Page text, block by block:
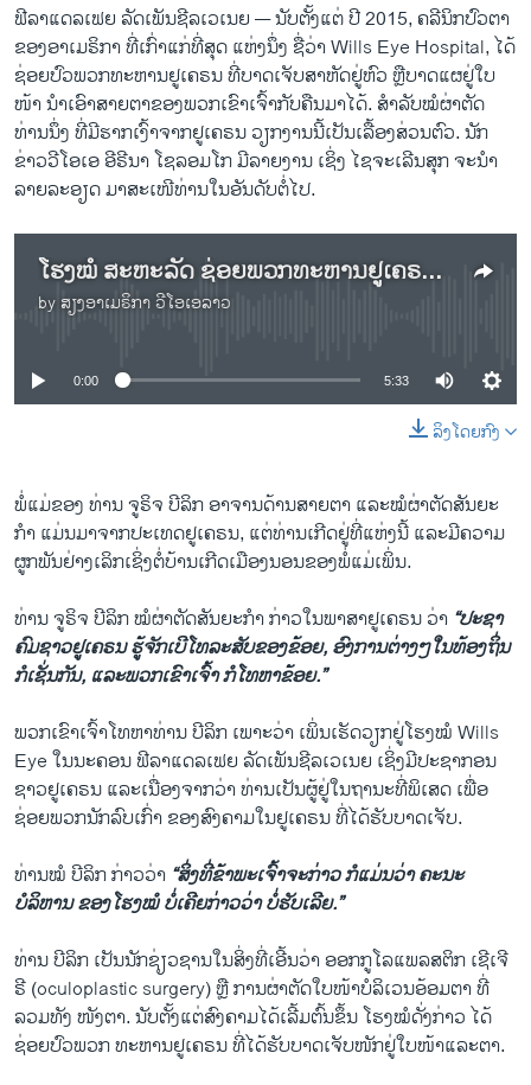
ລາຍງານ
ຕິດຕາມພວກເຮົາ ທີ່
ພາສາຕ່າງໆ
ຟີລາແດລເຟຍ ລັດເພັນຊີລເວເນຍ —ນັບຕັ້ງແຕ່ ປີ 2015, ຄລີນິກປົວຕາ
ຂອງອາເມຣິກາ ທີ່ເກົ່າແກ່ທີ່ສຸດ ແຫ່ງນຶ່ງ ຊື່ວ່າ Wills Eye Hospital, ໄດ້
ຊ່ອຍປົວພວກທະຫານຢູເຄຣນ ທີ່ບາດເຈັບສາຫັດຢູ່ຫົວ ຫຼືບາດແຜຢູ່ໃບ
ໜ້າ ນຳເອົາສາຍຕາຂອງພວກເຂົາເຈົ້າກັບຄືນມາໄດ້. ສຳລັບໝໍຜ່າຕັດ
ທ່ານນຶ່ງ ທີ່ມີຮາກເງົ້າຈາກຢູເຄຣນ ວຽກງານນີ້ເປັນເລື້ອງສ່ວນຕົວ. ນັກ
ຂ່າວວີໂອເອ ອີຣີນາ ໂຊລອມໂກ ມີລາຍງານ ເຊິ່ງ ໄຊຈະເລີນສຸກ ຈະນຳ
ລາຍລະອຽດ ມາສະເໜີທ່ານໃນອັນດັບຕໍ່ໄປ.
ໂຮງໝໍ ສະຫະລັດ ຊ່ອຍພວກທະຫານຢູເຄຣນ ທີ່ໄດ້ຮັບບາດເຈັບຢູ່ບໍລິເວນຕາ ໃຫ້ເບິ່ງຄືນໃໝ່ໄດ້
by ສຽງອາເມຣິກາ ວີໂອເອລາວ
No media source currently available
0:00 5:33
ລິງໂດຍກົງ
ພໍ່ແມ່ຂອງ ທ່ານ ຈູຣິຈ ບີລິກ ອາຈານດ້ານສາຍຕາ ແລະໝໍຜ່າຕັດສັນຍະ
ກຳ ແມ່ນມາຈາກປະເທດຢູເຄຣນ, ແຕ່ທ່ານເກີດຢູ່ທີ່ແຫ່ງນີ້ ແລະມີຄວາມ
ຜູກພັນຢ່າງເລິກເຊິ່ງຕໍ່ບ້ານເກີດເມືອງນອນຂອງພໍ່ແມ່ເພິ່ນ.
ທ່ານ ຈູຣິຈ ບີລິກ ໝໍຜ່າຕັດສັນຍະກຳ ກ່າວໃນພາສາຢູເຄຣນ ວ່າ “ປະຊາ
ຄົມຊາວຢູເຄຣນ ຮູ້ຈັກເບີໂທລະສັບຂອງຂ້ອຍ, ອົງການຕ່າງໆໃນທ້ອງຖິ່ນ
ກໍເຊັ່ນກັນ, ແລະພວກເຂົາເຈົ້າ ກໍໂທຫາຂ້ອຍ.”
ພວກເຂົາເຈົ້າໂທຫາທ່ານ ບີລິກ ເພາະວ່າ ເພິ່ນເຮັດວຽກຢູ່ໂຮງໝໍ Wills
Eye ໃນນະຄອນ ຟີລາແດລເຟຍ ລັດເພັນຊີລເວເນຍ ເຊິ່ງມີປະຊາກອນ
ຊາວຢູເຄຣນ ແລະເນື່ອງຈາກວ່າ ທ່ານເປັນຜູ້ຢູ່ໃນຖານະທີ່ພິເສດ ເພື່ອ
ຊ່ອຍພວກນັກລົບເກົ່າ ຂອງສົງຄາມໃນຢູເຄຣນ ທີ່ໄດ້ຮັບບາດເຈັບ.
ທ່ານໝໍ ບີລິກ ກ່າວວ່າ “ສິ່ງທີ່ຂ້າພະເຈົ້າຈະກ່າວ ກໍແມ່ນວ່າ ຄະນະ
ບໍລິຫານ ຂອງໂຮງໝໍ ບໍ່ເຄີຍກ່າວວ່າ ບໍ່ຮັບເລີຍ.”
ທ່ານ ບີລິກ ເປັນນັກຊ່ຽວຊານໃນສິ່ງທີ່ເອີ້ນວ່າ ອອກກູໂລແພລສຕິກ ເຊີເຈີ
ຣີ (oculoplastic surgery) ຫຼື ການຜ່າຕັດໃບໜ້າບໍລິເວນອ້ອມຕາ ທີ່
ລວມທັງ ໜັງຕາ. ນັບຕັ້ງແຕ່ສົງຄາມໄດ້ເລີ້ມຕົ້ນຂຶ້ນ ໂຮງໝໍດັ່ງກ່າວ ໄດ້
ຊ່ອຍປົວພວກ ທະຫານຢູເຄຣນ ທີ່ໄດ້ຮັບບາດເຈັບໜັກຢູ່ໃບໜ້າແລະຕາ.